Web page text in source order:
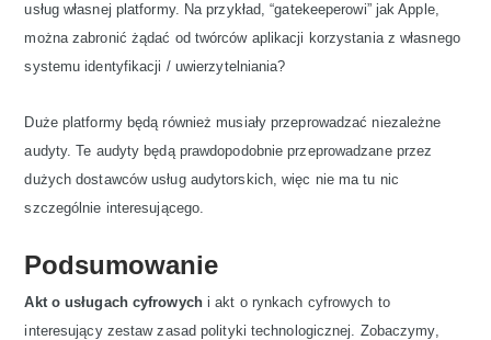
usług własnej platformy. Na przykład, “gatekeeperowi” jak Apple,
można zabronić żądać od twórców aplikacji korzystania z własnego
systemu identyfikacji / uwierzytelniania?
Duże platformy będą również musiały przeprowadzać niezależne
audyty. Te audyty będą prawdopodobnie przeprowadzane przez
dużych dostawców usług audytorskich, więc nie ma tu nic
szczególnie interesującego.
Podsumowanie
Akt o usługach cyfrowychi akt o rynkach cyfrowych to
interesujący zestaw zasad polityki technologicznej. Zobaczymy,